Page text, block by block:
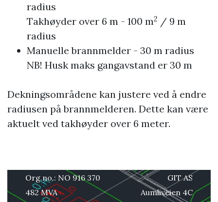
radius
Takhøyder over 6 m - 100 m2 / 9 m
radius
Manuelle brannmelder - 30 m radius
NB! Husk maks gangavstand er 30 m
Dekningsområdene kan justere ved å endre
radiusen på brannmelderen. Dette kan være
aktuelt ved takhøyder over 6 meter.
Org.no.: NO 916 370
482 MVA
GIT AS
Aumliveien 4C